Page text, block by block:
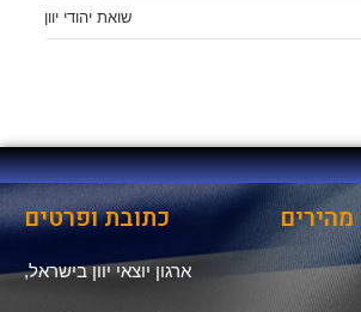
שואת יהודי יוון
כתובת ופרטים
ארגון יוצאי יוון בישראל,